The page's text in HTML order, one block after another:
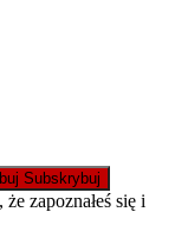
Subskrybuj
zapoznałeś się i